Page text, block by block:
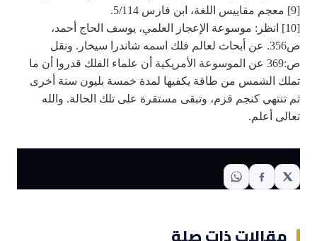
[9] معجم مقاييس اللغة، ابن فارس 5/114.
[10] انظر: موسوعة الإعجاز العلمي، يوسف الحاج أحمد،
ص356. عن أبحاث لعالم فلك اسمه شاندرا سيخار. ونقل
ص:369 عن الموسوعة الأمريكية أن علماء الفلك قدروا أن ما
تملك الشمس من طاقة يكفيها لمدة خمسة بليون سنة أخرى
ثم تنتهي كنجم قزم، وتبقى مستقرة على تلك الحالة. والله
تعالى أعلم.